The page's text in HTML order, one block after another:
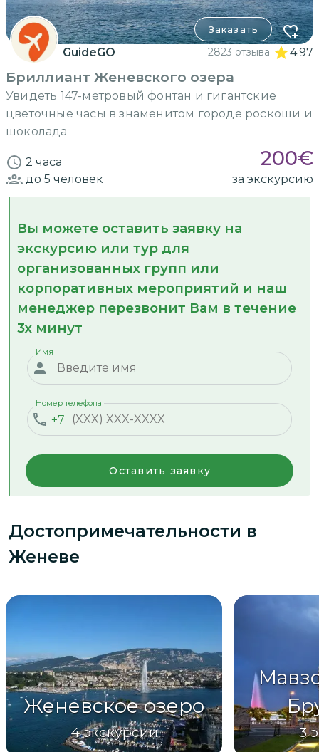
Заказать
GuideGO 2823 отзыва 4.97
Бриллиант Женевского озера
Увидеть 147-метровый фонтан и гигантские
цветочные часы в знаменитом городе роскоши и
шоколада
2 часа 200€
до 5 человек за экскурсию
Вы можете оставить заявку на
экскурсию или тур для
организованных групп или
корпоративных мероприятий и наш
менеджер перезвонит Вам в течение
3х минут
Имя
+7
Номер телефона
Оставить заявку
Достопримечательности в
Женеве
Женевское озеро
4 экскурсии 3